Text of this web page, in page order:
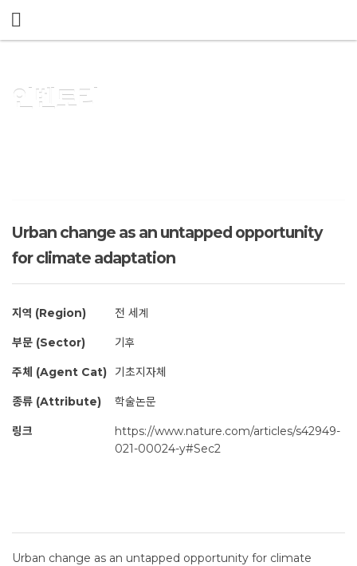
인벤토리
Urban change as an untapped opportunity
for climate adaptation
지역 (Region) 전 세계
부문 (Sector) 기후
주체 (Agent Cat) 기초지자체
종류 (Attribute) 학술논문
링크
https://www.nature.com/articles/s42949-
021-00024-y#Sec2
Urban change as an untapped opportunity for climate